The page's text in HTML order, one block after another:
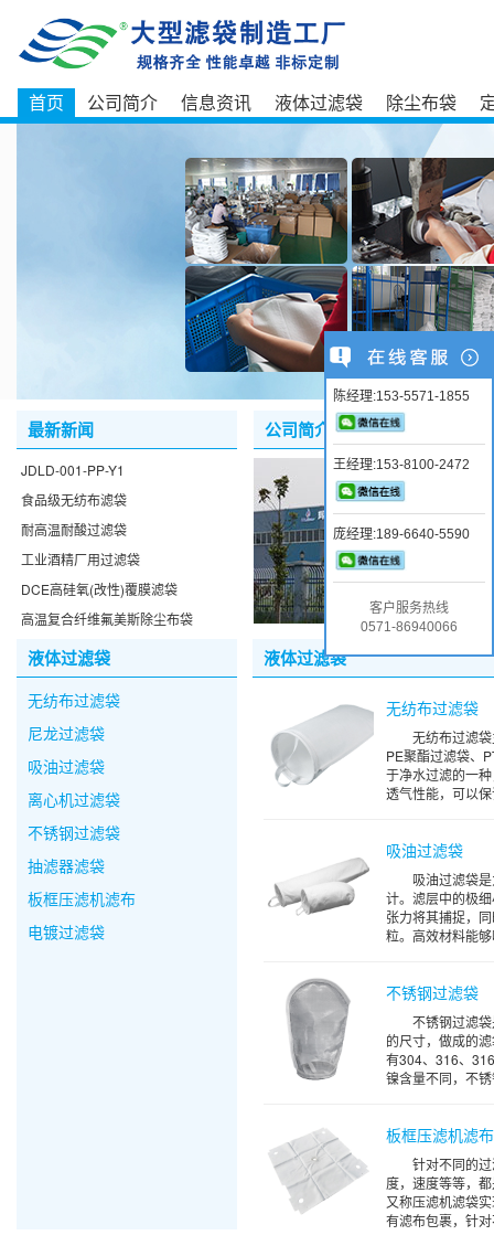
首页 公司简介 信息资讯 液体过滤袋 除尘布袋
最新新闻
JDLD-001-PP-Y1
食品级无纺布滤袋
耐高温耐酸过滤袋
工业酒精厂用过滤袋
DCE高硅氧(改性)覆膜滤袋
高温复合纤维氟美斯除尘布袋
公司简介
菲
包含：
食品饮
电子工
液体过滤袋
无纺布过滤袋
尼龙过滤袋
吸油过滤袋
离心机过滤袋
不锈钢过滤袋
抽滤器滤袋
板框压滤机滤布
电镀过滤袋
液体过滤袋
无纺布过滤袋
无纺布过滤
PE聚酯过滤袋、
于净水过滤的一
透气性能，可以
吸油过滤袋
吸油过滤袋
计。滤层中的极
张力将其捕捉，
粒。高效材料能
不锈钢过滤袋
不锈钢过滤
的尺寸，做成的
有304、316、
镍含量不同，不
板框压滤机滤布
针对不同的
度，速度等等，
又称压滤机滤袋
有滤布包裹，针
陈经理:153-5571-1855
王经理:153-8100-2472
庞经理:189-6640-5590
客户服务热线
0571-86940066